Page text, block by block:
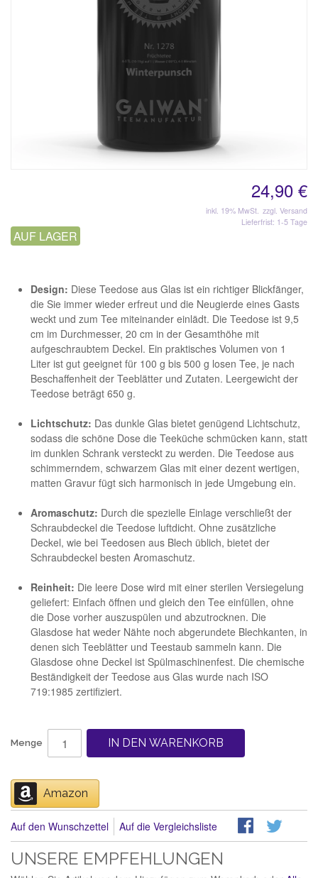
24,90 €
inkl. 19% MwSt. zzgl. Versand
Lieferfrist: 1-5 Tage
AUF LAGER
Design: Diese Teedose aus Glas ist ein richtiger Blickfänger,
die Sie immer wieder erfreut und die Neugierde eines Gasts
weckt und zum Tee miteinander einlädt. Die Teedose ist 9,5
cm im Durchmesser, 20 cm in der Gesamthöhe mit
aufgeschraubtem Deckel. Ein praktisches Volumen von 1
Liter ist gut geeignet für 100 g bis 500 g losen Tee, je nach
Beschaffenheit der Teeblätter und Zutaten. Leergewicht der
Teedose beträgt 650 g.
Lichtschutz: Das dunkle Glas bietet genügend Lichtschutz,
sodass die schöne Dose die Teeküche schmücken kann, statt
im dunklen Schrank versteckt zu werden. Die Teedose aus
schimmerndem, schwarzem Glas mit einer dezent wertigen,
matten Gravur fügt sich harmonisch in jede Umgebung ein.
Aromaschutz: Durch die spezielle Einlage verschließt der
Schraubdeckel die Teedose luftdicht. Ohne zusätzliche
Deckel, wie bei Teedosen aus Blech üblich, bietet der
Schraubdeckel besten Aromaschutz.
Reinheit: Die leere Dose wird mit einer sterilen Versiegelung
geliefert: Einfach öffnen und gleich den Tee einfüllen, ohne
die Dose vorher auszuspülen und abzutrocknen. Die
Glasdose hat weder Nähte noch abgerundete Blechkanten, in
denen sich Teeblätter und Teestaub sammeln kann. Die
Glasdose ohne Deckel ist Spülmaschinenfest. Die chemische
Beständigkeit der Teedose aus Glas wurde nach ISO
719:1985 zertifiziert.
Menge IN DEN WARENKORB
Amazon
Auf den Wunschzettel Auf die Vergleichsliste
UNSERE EMPFEHLUNGEN